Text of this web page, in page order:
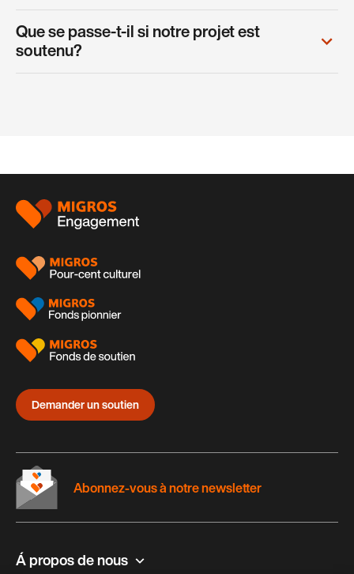
Que se passe-t-il si notre projet est
soutenu?
Pied
page
Demander un soutien
Á propos de nous
Abonnez-vous à notre newsletter